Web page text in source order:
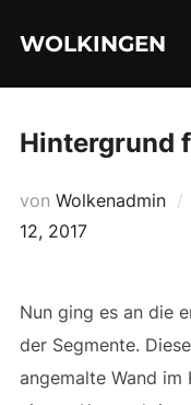
Inhalten
WOLKINGEN
Hintergrund
von Wolkenadmin
12, 2017
Nun ging es an die
der Segmente.
angemalte Wand